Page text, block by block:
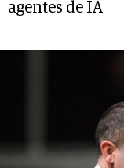
agentes de IA